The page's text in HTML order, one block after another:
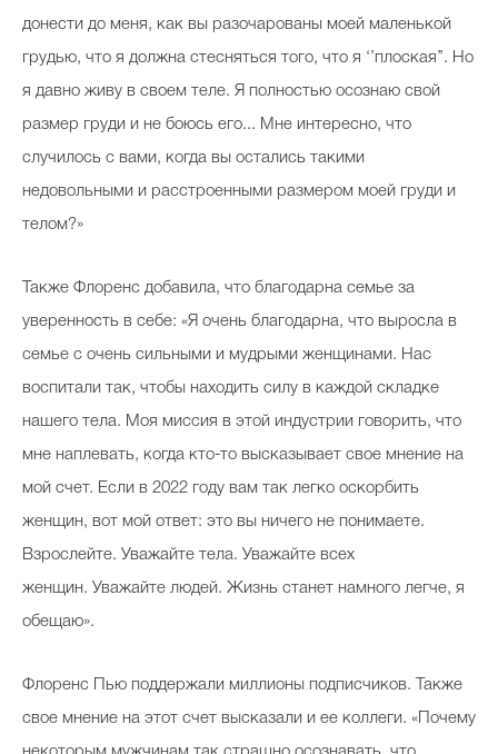
донести до меня, как вы разочарованы моей маленькой
грудью, что я должна стесняться того, что я ‘’плоская’’. Но
я давно живу в своем теле. Я полностью осознаю свой
размер груди и не боюсь его... Мне интересно, что
случилось с вами, когда вы остались такими
недовольными и расстроенными размером моей груди и
телом?»
Также Флоренс добавила, что благодарна семье за
уверенность в себе: «Я очень благодарна, что выросла в
семье с очень сильными и мудрыми женщинами. Нас
воспитали так, чтобы находить силу в каждой складке
нашего тела. Моя миссия в этой индустрии говорить, что
мне наплевать, когда кто-то высказывает свое мнение на
мой счет. Если в 2022 году вам так легко оскорбить
женщин, вот мой ответ: это вы ничего не понимаете.
Взрослейте. Уважайте тела. Уважайте всех
женщин. Уважайте людей. Жизнь станет намного легче, я
обещаю».
Флоренс Пью поддержали миллионы подписчиков. Также
свое мнение на этот счет высказали и ее коллеги. «Почему